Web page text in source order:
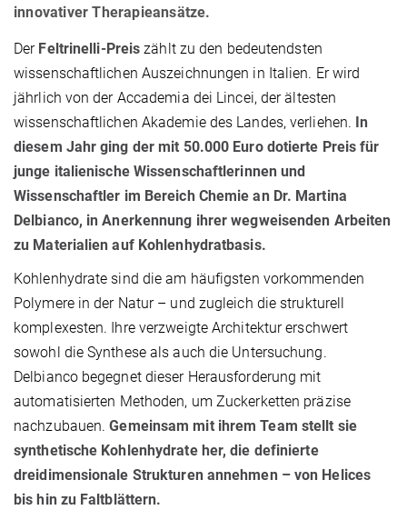
innovativer Therapieansätze.
Der Feltrinelli-Preis zählt zu den bedeutendsten
wissenschaftlichen Auszeichnungen in Italien. Er wird
jährlich von der Accademia dei Lincei, der ältesten
wissenschaftlichen Akademie des Landes, verliehen. In
diesem Jahr ging der mit 50.000 Euro dotierte Preis für
junge italienische Wissenschaftlerinnen und
Wissenschaftler im Bereich Chemie an Dr. Martina
Delbianco, in Anerkennung ihrer wegweisenden Arbeiten
zu Materialien auf Kohlenhydratbasis.
Kohlenhydrate sind die am häufigsten vorkommenden
Polymere in der Natur – und zugleich die strukturell
komplexesten. Ihre verzweigte Architektur erschwert
sowohl die Synthese als auch die Untersuchung.
Delbianco begegnet dieser Herausforderung mit
automatisierten Methoden, um Zuckerketten präzise
nachzubauen. Gemeinsam mit ihrem Team stellt sie
synthetische Kohlenhydrate her, die definierte
dreidimensionale Strukturen annehmen – von Helices
bis hin zu Faltblättern.